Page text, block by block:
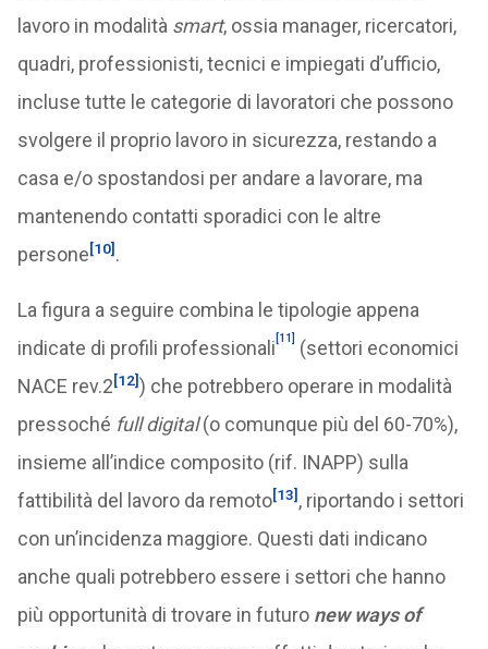
lavoro in modalità smart, ossia manager, ricercatori,
quadri, professionisti, tecnici e impiegati d’ufficio,
incluse tutte le categorie di lavoratori che possono
svolgere il proprio lavoro in sicurezza, restando a
casa e/o spostandosi per andare a lavorare, ma
mantenendo contatti sporadici con le altre
persone[10] .
La figura a seguire combina le tipologie appena
indicate di profili professionali [11]
(settori economici
NACE rev.2[12]) che potrebbero operare in modalità
pressoché full digital(o comunque più del 60-70%),
insieme all’indice composito (rif. INAPP) sulla
fattibilità del lavoro da remoto[13] , riportando i settori
con un’incidenza maggiore. Questi dati indicano
anche quali potrebbero essere i settori che hanno
più opportunità di trovare in futuro new ways of